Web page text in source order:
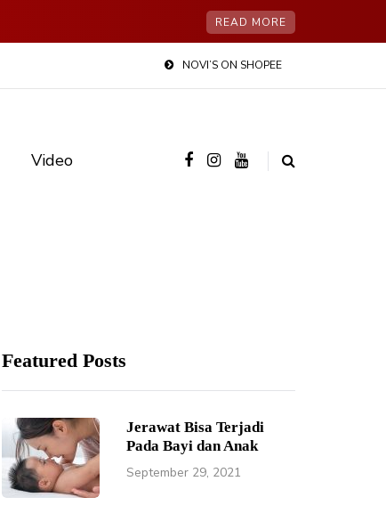
READ MORE
NOVI’S ON SHOPEE
Video
Featured Posts
Jerawat Bisa Terjadi
Pada Bayi dan Anak
September 29, 2021